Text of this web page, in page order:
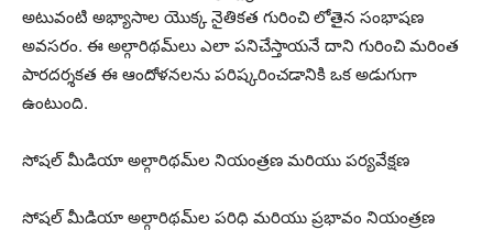
అటువంటి అభ్యాసాల యొక్క నైతికత గురించి లోతైన సంభాషణ
అవసరం. ఈ అల్గారిథమ్‌లు ఎలా పనిచేస్తాయనే దాని గురించి మరింత
పారదర్శకత ఈ ఆందోళనలను పరిష్కరించడానికి ఒక అడుగుగా
ఉంటుంది.
సోషల్ మీడియా అల్గారిథమ్‌ల నియంత్రణ మరియు పర్యవేక్షణ
సోషల్ మీడియా అల్గారిథమ్‌ల పరిధి మరియు ప్రభావం నియంత్రణ